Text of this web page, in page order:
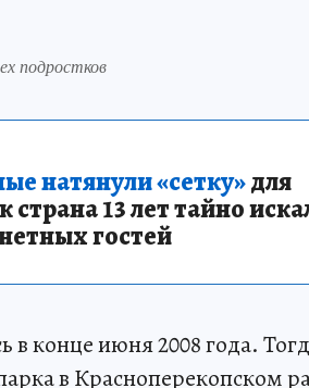
подростков
натянули «сетку»для
13 лет тайно
гостей
конце июня 2008 года.
в Красноперекопском